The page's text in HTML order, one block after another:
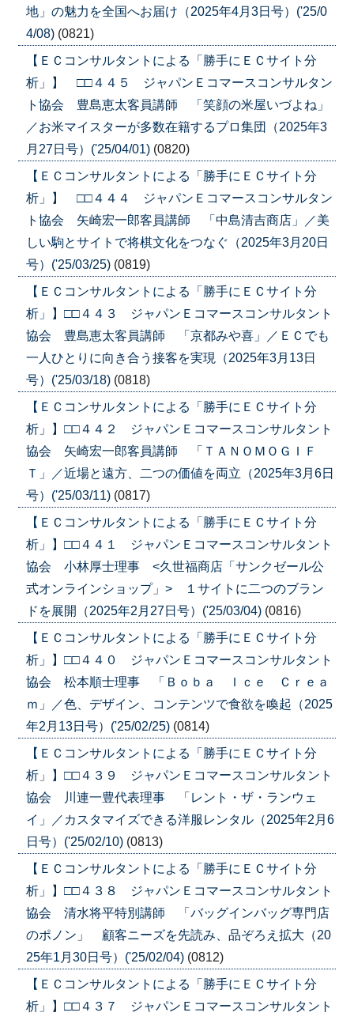
地」の魅力を全国へお届け（2025年4月3日号）('25/0
4/08) (0821)
【ＥＣコンサルタントによる「勝手にＥＣサイト分
析」】 □□４４５ ジャパンＥコマースコンサルタン
ト協会 豊島恵太客員講師 「笑顔の米屋いづよね」
／お米マイスターが多数在籍するプロ集団（2025年3
月27日号）('25/04/01) (0820)
【ＥＣコンサルタントによる「勝手にＥＣサイト分
析」】 □□４４４ ジャパンＥコマースコンサルタン
ト協会 矢崎宏一郎客員講師 「中島清吉商店」／美
しい駒とサイトで将棋文化をつなぐ（2025年3月20日
号）('25/03/25) (0819)
【ＥＣコンサルタントによる「勝手にＥＣサイト分
析」】□□４４３ ジャパンＥコマースコンサルタント
協会 豊島恵太客員講師 「京都みや喜」／ＥＣでも
一人ひとりに向き合う接客を実現（2025年3月13日
号）('25/03/18) (0818)
【ＥＣコンサルタントによる「勝手にＥＣサイト分
析」】□□４４２ ジャパンＥコマースコンサルタント
協会 矢崎宏一郎客員講師 「ＴＡＮＯＭＯＧＩＦ
Ｔ」／近場と遠方、二つの価値を両立（2025年3月6日
号）('25/03/11) (0817)
【ＥＣコンサルタントによる「勝手にＥＣサイト分
析」】□□４４１ ジャパンＥコマースコンサルタント
協会 小林厚士理事 <久世福商店「サンクゼール公
式オンラインショップ」> １サイトに二つのブラン
ドを展開（2025年2月27日号）('25/03/04) (0816)
【ＥＣコンサルタントによる「勝手にＥＣサイト分
析」】□□４４０ ジャパンＥコマースコンサルタント
協会 松本順士理事 「Ｂｏｂａ Ｉｃｅ Ｃｒｅａ
ｍ」／色、デザイン、コンテンツで食欲を喚起（2025
年2月13日号）('25/02/25) (0814)
【ＥＣコンサルタントによる「勝手にＥＣサイト分
析」】□□４３９ ジャパンＥコマースコンサルタント
協会 川連一豊代表理事 「レント・ザ・ランウェ
イ」／カスタマイズできる洋服レンタル（2025年2月6
日号）('25/02/10) (0813)
【ＥＣコンサルタントによる「勝手にＥＣサイト分
析」】□□４３８ ジャパンＥコマースコンサルタント
協会 清水将平特別講師 「バッグインバッグ専門店
のポノン」 顧客ニーズを先読み、品ぞろえ拡大（20
25年1月30日号）('25/02/04) (0812)
【ＥＣコンサルタントによる「勝手にＥＣサイト分
析」】□□４３７ ジャパンＥコマースコンサルタント